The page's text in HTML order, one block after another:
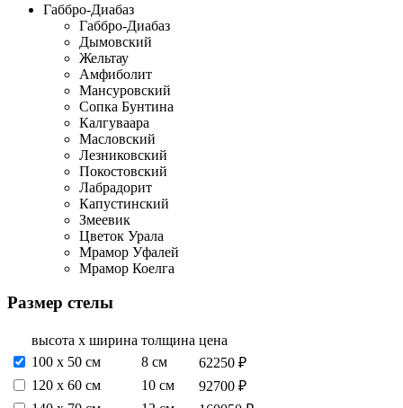
Габбро-Диабаз
Габбро-Диабаз
Дымовский
Жельтау
Амфиболит
Мансуровский
Сопка Бунтина
Калгуваара
Масловский
Лезниковский
Покостовский
Лабрадорит
Капустинский
Змеевик
Цветок Урала
Мрамор Уфалей
Мрамор Коелга
Размер стелы
высота х ширина толщина цена
100 x 50 см
8 см
62250 ₽
120 х 60 см
10 см
92700 ₽